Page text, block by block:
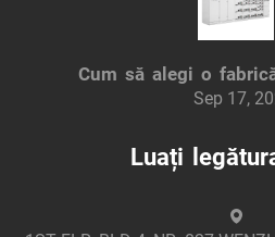
Cum să alegi o
Sep 17,
Luați